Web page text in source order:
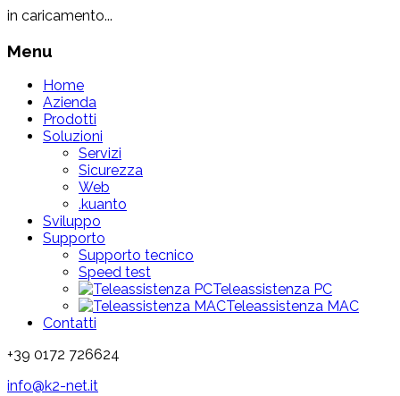
in caricamento...
Menu
Home
Azienda
Prodotti
Soluzioni
Servizi
Sicurezza
Web
.kuanto
Sviluppo
Supporto
Supporto tecnico
Speed test
Teleassistenza PC
Teleassistenza MAC
Contatti
+39 0172 726624
info@k2-net.it